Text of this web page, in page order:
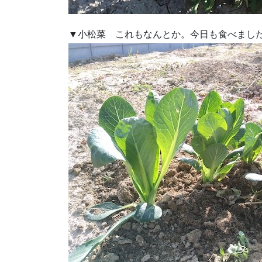
▼小松菜 これもなんとか。今日も食べまし